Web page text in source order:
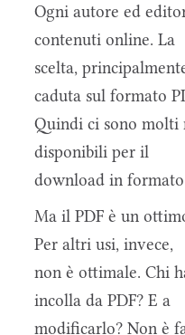
Ogni autore ed
contenuti online. La
scelta,
caduta sul formato
Quindi ci sono
disponibili per il
download in formato
Ma il PDF è un
Per altri usi, invece,
non è ottimale. Chi
incolla da PDF? E a
modificarlo? Non è